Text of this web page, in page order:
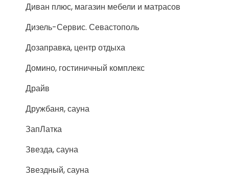
Диван плюс, магазин мебели и матрасов
Дизель-Сервис. Севастополь
Дозаправка, центр отдыха
Домино, гостиничный комплекс
Драйв
Дружбаня, сауна
ЗапЛатка
Звезда, сауна
Звездный, сауна